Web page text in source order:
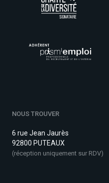
NOUS TROUVER
6 rue Jean Jaurès
92800 PUTEAUX
(réception uniquement sur RDV)